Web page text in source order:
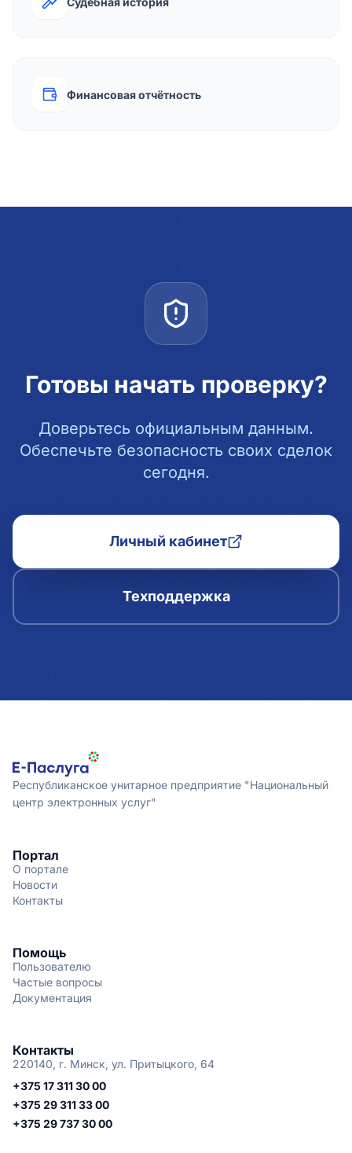
Финансовая отчётность
Готовы начать проверку?
Доверьтесь официальным данным.
Обеспечьте безопасность своих сделок
сегодня.
Личный кабинет
Техподдержка
Республиканское унитарное предприятие "Национальный
центр электронных услуг"
Портал
О портале
Новости
Контакты
Помощь
Пользователю
Частые вопросы
Документация
Контакты
220140, г. Минск, ул. Притыцкого, 64
+375 17 311 30 00
+375 29 311 33 00
+375 29 737 30 00